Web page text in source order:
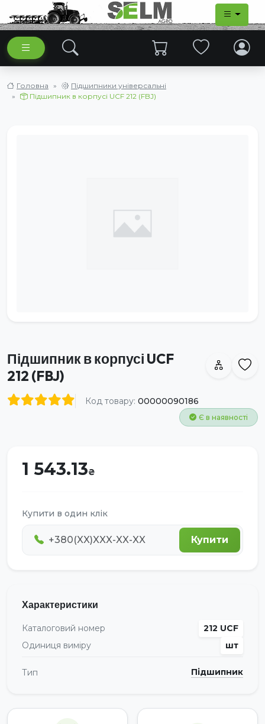
Головна
Підшипники універсальні
Підшипник в корпусі UCF 212 (FBJ)
Підшипник в корпусі UCF
212 (FBJ)
Код товару: 00000090186
Є в наявності
1 543.13
Купити в один клік
Купити
Характеристики
Каталоговий номер
212 UCF
Одиниця виміру
шт
Тип Підшипник